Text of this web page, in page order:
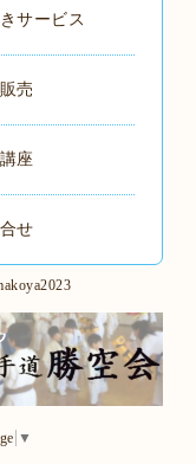
サービス
売
座
せ
▼